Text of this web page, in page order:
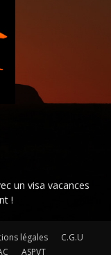
un visa vacances
!
légales
C.G.U
ASPVT